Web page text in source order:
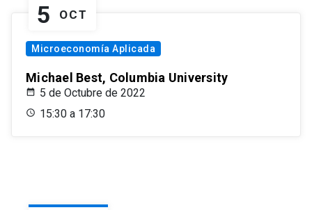
5 OCT
Microeconomía Aplicada
Michael Best, Columbia University
5 de Octubre de 2022
15:30 a 17:30